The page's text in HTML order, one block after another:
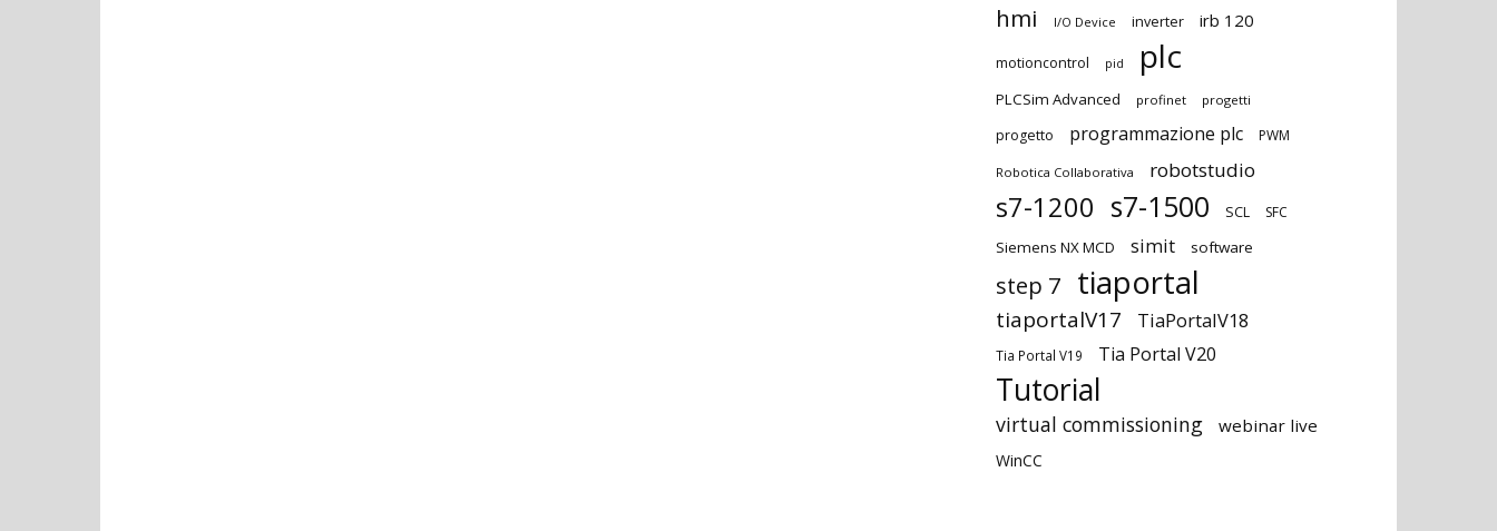
hmi I/O Device inverter irb 120
motioncontrol pid plc
PLCSim Advanced profinet progetti
progetto programmazione plc PWM
Robotica Collaborativa robotstudio
s7-1200 s7-1500 SCL SFC
Siemens NX MCD simit software
step 7 tiaportal
tiaportalV17 TiaPortalV18
Tia Portal V19 Tia Portal V20
Tutorial
virtual commissioning webinar live
WinCC